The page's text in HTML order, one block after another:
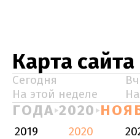
Карта сайта
Сегодня
На этой неделе
ГОДА 2020
2019 2020